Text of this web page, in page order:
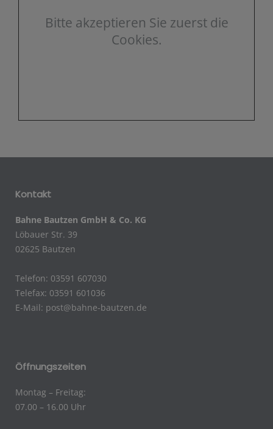
Bitte akzeptieren Sie zuerst die
Cookies.
Kontakt
Bahne Bautzen GmbH & Co. KG
Löbauer Str. 39
02625 Bautzen
Telefon: 03591 607030
Telefax: 03591 601036
E-Mail: post@bahne-bautzen.de
Öffnungszeiten
Montag – Freitag:
07.00 – 16.00 Uhr